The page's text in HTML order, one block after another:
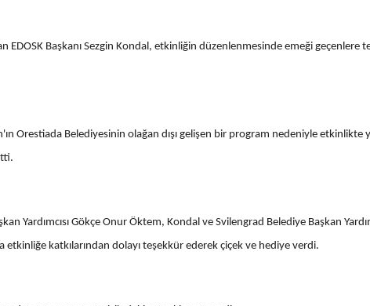
EDOSK Başkanı Sezgin Kondal, etkinliğin düzenlenmesinde emeği geçenlere
Orestiada Belediyesinin olağan dışı gelişen bir program nedeniyle etkinlikte
Yardımcısı Gökçe Onur Öktem, Kondal ve Svilengrad Belediye Başkan
etkinliğe katkılarından dolayı teşekkür ederek çiçek ve hediye verdi.